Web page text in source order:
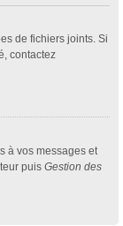
de fichiers joints. Si
contactez
à vos messages et
puis Gestion des